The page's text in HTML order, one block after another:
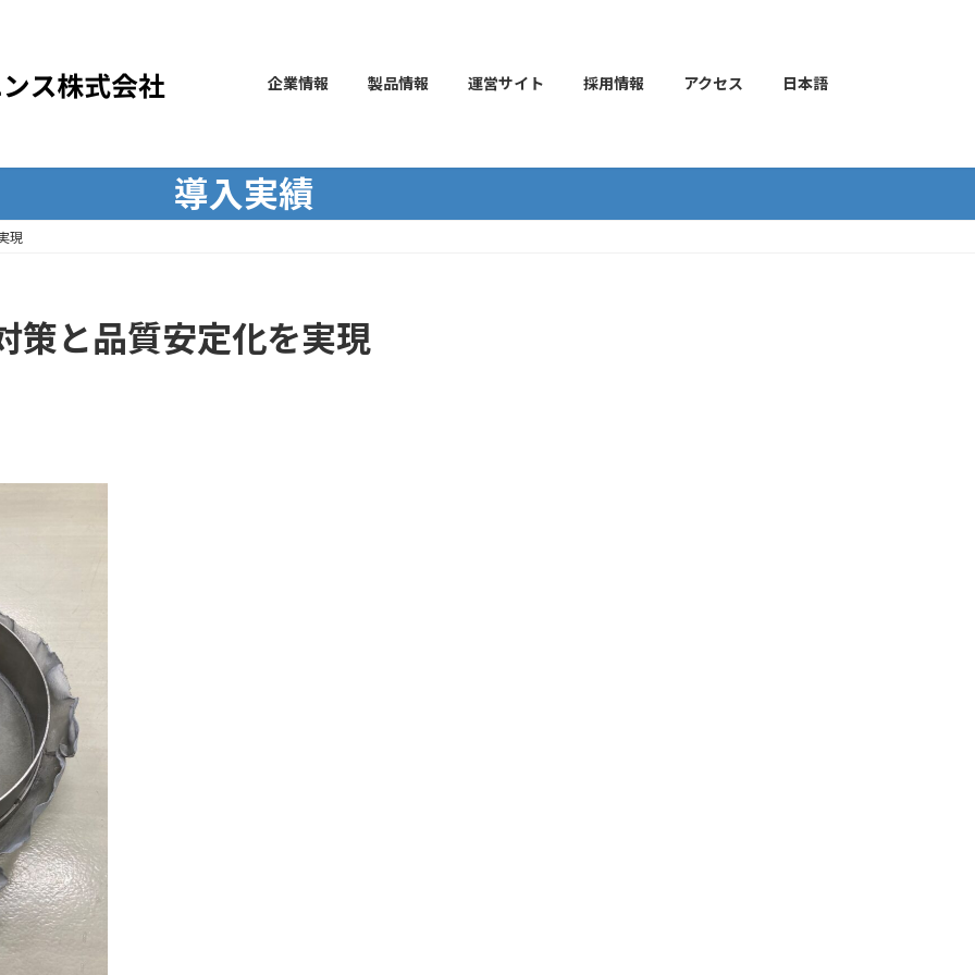
企業情報 製品情報 運営サイト 採用情報 アクセス 日本語
導入実績
現
策と品質安定化を実現